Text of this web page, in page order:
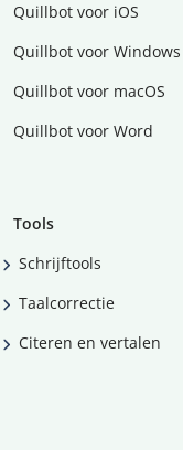
Quillbot voor iOS
Quillbot voor Windows
Quillbot voor macOS
Quillbot voor Word
Tools
Schrijftools
Taalcorrectie
Citeren en vertalen